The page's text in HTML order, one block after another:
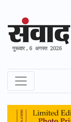
गुरूवार , 6 अगस्त 2026